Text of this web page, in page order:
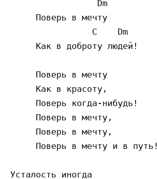
                 Dm
     Поверь в мечту
                C    Dm
     Как в доброту людей!
     Поверь в мечту
     Как в красоту,
     Поверь когда-нибудь!
     Поверь в мечту,
     Поверь в мечту,
     Поверь в мечту и в путь!
Усталость иногда